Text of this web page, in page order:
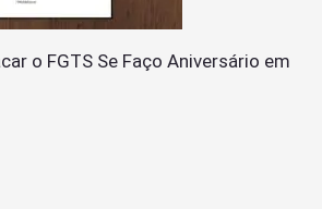
o FGTS Se Faço Aniversário em